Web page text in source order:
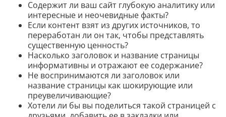
Содержит ли ваш сайт глубокую аналитику или
интересные и неочевидные факты?
Если контент взят из других источников, то
переработан ли он так, чтобы представлять
существенную ценность?
Насколько заголовок и название страницы
информативны и отражают ее содержание?
Не воспринимаются ли заголовок или
название страницы как шокирующие или
преувеличивающие?
Хотели ли бы вы поделиться такой страницей с